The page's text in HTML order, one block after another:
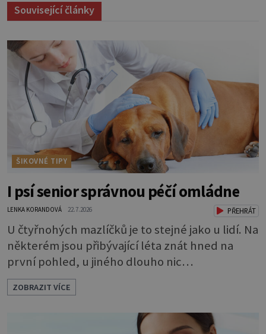
Související články
ŠIKOVNÉ TIPY
I psí senior správnou péčí omládne
LENKA KORANDOVÁ 22.7.2026 PŘEHRÁT
U čtyřnohých mazlíčků je to stejné jako u lidí. Na
některém jsou přibývající léta znát hned na
první pohled, u jiného dlouho nic
nezaznamenáte. Přesto byste si měli staršího
psa více všímat, aby vám neunikly důležité
signály, že něco není v pořádku. Včasná péče
mu může prodloužit i zkvalitnit život. Hůře
ZOBRAZIT VÍCE